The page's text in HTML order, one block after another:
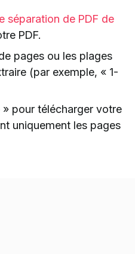
séparation de PDF de
PDF.
pages ou les plages
(par exemple, « 1-
» pour télécharger votre
uniquement les pages